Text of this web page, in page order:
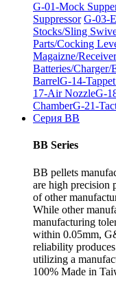
G-01-Mock
Suppressor G-03-
Stocks/Sling
Parts/Cocking
Magaizne/Receiver
Batteries/Charger/
BarrelG-14-
17-Air NozzleG-
ChamberG-21-
Серия BB
BB Series
BB pellets
are high precision
of other
While other
manufacturing
within 0.05mm,
reliability
utilizing a
100% Made in